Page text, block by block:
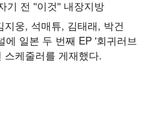
웅, 석매튜, 김태래, 박건
에 일본 두 번째 EP '회귀러브
스케줄러를 게재했다.